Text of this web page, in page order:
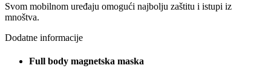
Svom mobilnom uređaju omogući najbolju zaštitu i istupi iz
mnoštva.
Dodatne informacije
Full body magnetska maska